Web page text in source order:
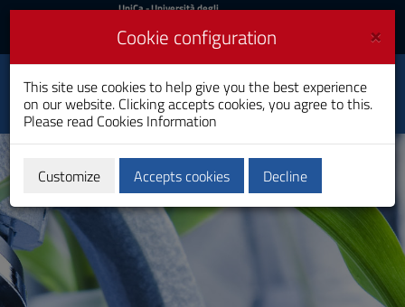
Skip
Content
to
site
navigation
Go
to
Footer
UniCa
Login
UniCa- Università degli
Login UniCA News
Toggle
navigation
Environmental and
Natural Sciences
Bachelor's Degree
×
Cookie configuration
This site use cookies to help give you the best experience
on our website. Clicking accepts cookies, you agree to this.
Please read Cookies Information
Customize Accepts cookies Decline